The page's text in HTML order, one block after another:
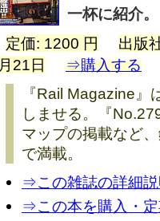
一杯に紹介。
定価: 1200 円
出版
月21日
⇒購入する
『Rail Magazine
しませる。『
マップの掲載など
で満載。
⇒この雑誌の詳細
⇒この本を購入・